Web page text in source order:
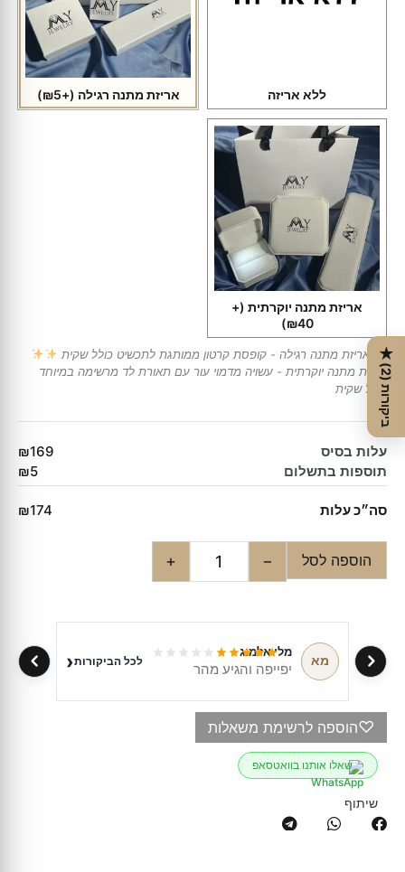
ללא אריזה אריזת מתנה רגילה (+₪5)
אריזת מתנה יוקרתית (+
₪40)
אריזת מתנה רגילה - קופסת קרטון ממותגת לתכשיט כולל שקית
אריזת מתנה יוקרתית - עשויה מדמוי עור עם תאורת לד מרשימה במיוחד
כולל שקית
עלות בסיס
₪169
תוספות בתשלום
₪5
סה״כ עלות ₪174
−
+ הוספה לסל
מא
מלי אלמוג
יפייפה והגיע מהר לכל הביקורות‹
♡הוספה לרשימת משאלות
שאלו אותנו בוואטסאפ
שיתוף
★
ב
י
ק
ו
ר
ו
ת
(
2
)